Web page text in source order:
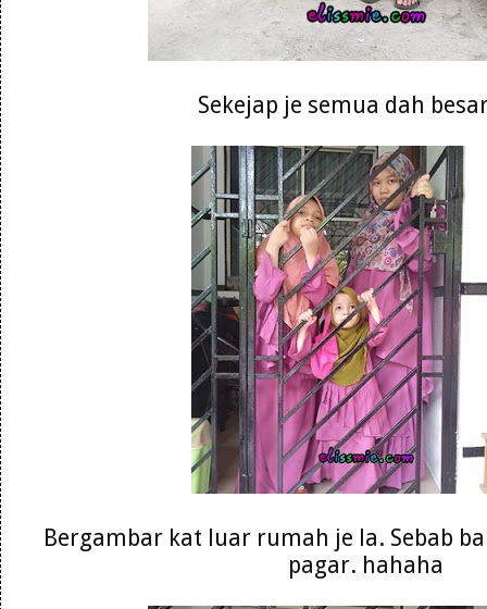
Sekejap je semua dah
Bergambar kat luar rumah je la. Sebab
pagar. hahaha